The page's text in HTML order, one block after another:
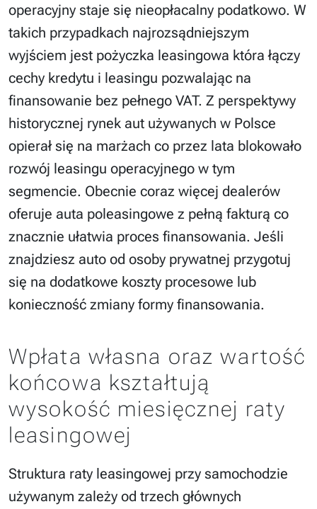
operacyjny staje się nieopłacalny podatkowo. W
takich przypadkach najrozsądniejszym
wyjściem jest pożyczka leasingowa która łączy
cechy kredytu i leasingu pozwalając na
finansowanie bez pełnego VAT. Z perspektywy
historycznej rynek aut używanych w Polsce
opierał się na marżach co przez lata blokowało
rozwój leasingu operacyjnego w tym
segmencie. Obecnie coraz więcej dealerów
oferuje auta poleasingowe z pełną fakturą co
znacznie ułatwia proces finansowania. Jeśli
znajdziesz auto od osoby prywatnej przygotuj
się na dodatkowe koszty procesowe lub
konieczność zmiany formy finansowania.
Wpłata własna oraz wartość
końcowa kształtują
wysokość miesięcznej raty
leasingowej
Struktura raty leasingowej przy samochodzie
używanym zależy od trzech głównych